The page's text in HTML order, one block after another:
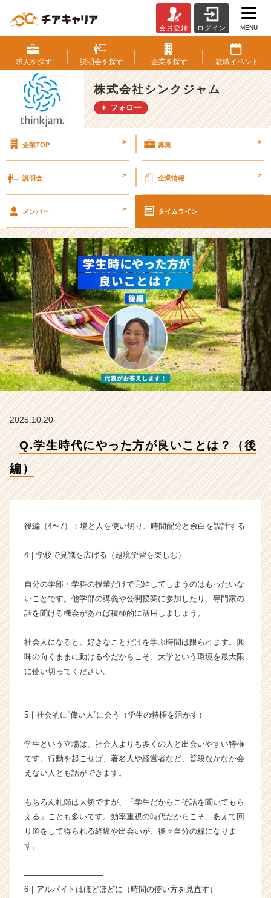
学
生
時
代
に
や
が
こ
（後
編）
【株
式
会
社
シ
ン
ク
ジ
ャ
ム
の
ラ
イ
ャ
ー・
成
企
か
ら
カ
ウ
ト
就
活
サ
イ
ト
キ
ャ
リ
e
会員登録 ログイン MENU
求人を探す 説明会を探す 企業を探す 就職イベント
株式会社シンクジャム
＋ フォロー
企業TOP > 募集 >
説明会 > 企業情報 >
メンバー > タイムライン
2025.10.20
Q.学生時代にやった方が良いことは？（後
編）
後編（4〜7）：場と人を使い切り、時間配分と余白を設計する
――――――――――
4｜学校で見識を広げる（越境学習を楽しむ）
――――――――――
自分の学部・学科の授業だけで完結してしまうのはもったいな
いことです。他学部の講義や公開授業に参加したり、専門家の
話を聞ける機会があれば積極的に活用しましょう。
社会人になると、好きなことだけを学ぶ時間は限られます。興
味の向くままに動ける今だからこそ、大学という環境を最大限
に使い切ってください。
――――――――――
5｜社会的に“偉い人”に会う（学生の特権を活かす）
――――――――――
学生という立場は、社会人よりも多くの人と出会いやすい特権
です。行動を起こせば、著名人や経営者など、普段なかなか会
えない人とも話ができます。
もちろん礼節は大切ですが、「学生だからこそ話を聞いてもら
える」ことも多いです。効率重視の時代だからこそ、あえて回
り道をして得られる経験や出会いが、後々自分の糧になりま
す。
――――――――――
6｜アルバイトはほどほどに（時間の使い方を見直す）